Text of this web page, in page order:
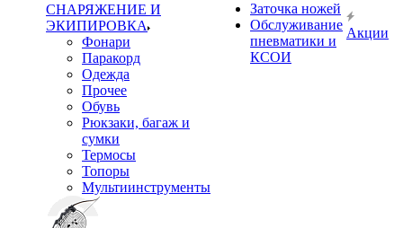
СНАРЯЖЕНИЕ И
ЭКИПИРОВКА
Фонари
Паракорд
Одежда
Прочее
Обувь
Рюкзаки, багаж и
сумки
Термосы
Топоры
Мультиинструменты
Заточка ножей
Обслуживание
пневматики и
КСОИ
Акции